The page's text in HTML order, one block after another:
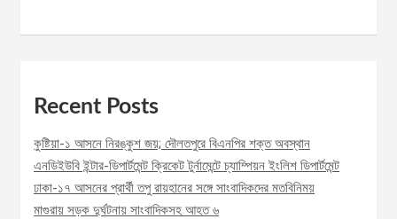
Recent Posts
কুষ্টিয়া-১ আসনে নিরঙ্কুশ জয়; দৌলতপুরে বিএনপির শক্ত অবস্থান
এনডিইউবি ইন্টার-ডিপার্টমেন্ট ক্রিকেট টুর্নামেন্টে চ্যাম্পিয়ন ইংলিশ ডিপার্টমেন্ট
ঢাকা-১৭ আসনের প্রার্থী তপু রায়হানের সঙ্গে সাংবাদিকদের মতবিনিময়
মাগুরায় সড়ক দুর্ঘটনায় সাংবাদিকসহ আহত ৬